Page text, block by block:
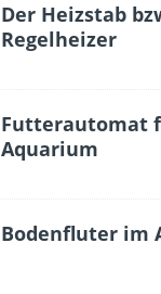
Der Heizstab
Regelheizer
Futterautomat
Aquarium
Bodenfluter im